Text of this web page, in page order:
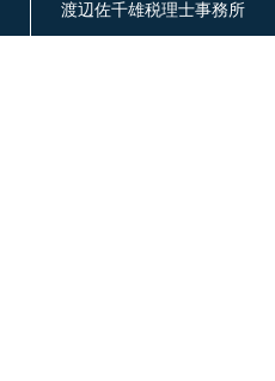
渡辺佐千雄税理士事務所